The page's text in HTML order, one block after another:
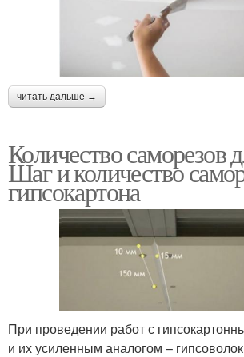
читать дальше →
Количество саморезов
Шаг и количество
гипсокартона
При проведении работ с
и их усиленным аналогом –